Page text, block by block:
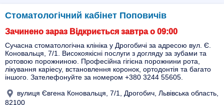
Стоматологічний кабінет Поповичів
Зачинено зараз Відкриється завтра о 09:00
Сучасна стоматологічна клініка у Дрогобичі за адресою вул. Є.
Коновальця, 7/1. Високоякісні послуги з догляду за зубами та
ротовою порожниною. Професійна гігієна порожнини рота,
лікування каріесу, встановлення коронок, ортодонтія та багато
іншого. Зателефонуйте за номером +380 3244 55605.
вулиця Євгена Коновальця, 7/1, Дрогобич, Львівська область,
82100